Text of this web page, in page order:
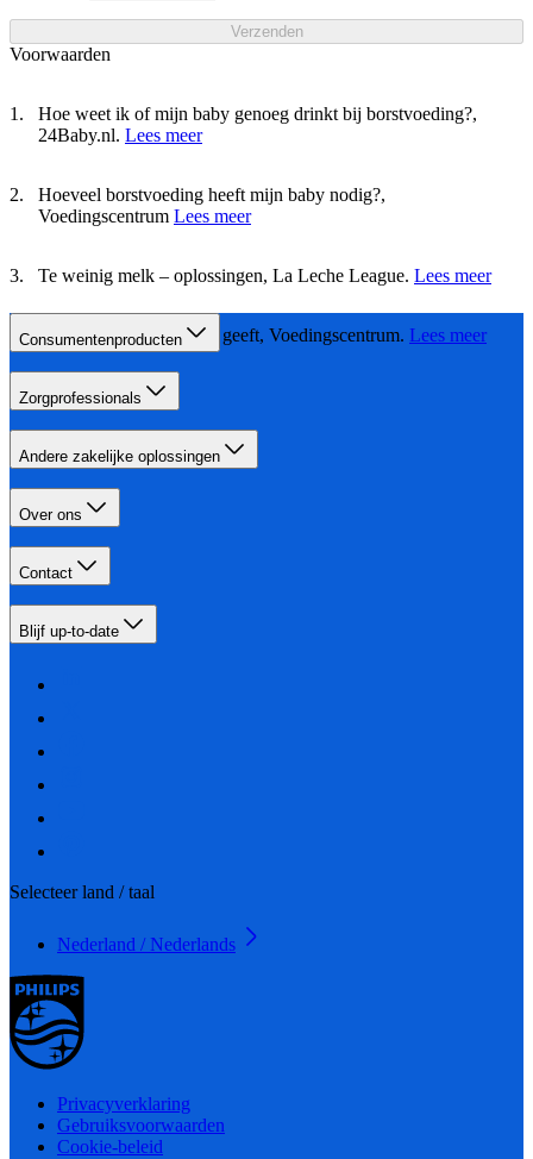
Verzenden
Voorwaarden
Hoe weet ik of mijn baby genoeg drinkt bij borstvoeding?,
24Baby.nl. Lees meer
Hoeveel borstvoeding heeft mijn baby nodig?,
Voedingscentrum Lees meer
Te weinig melk – oplossingen, La Leche League. Lees meer
Eten als je borstvoeding geeft, Voedingscentrum. Lees meer
Consumentenproducten
Zorgprofessionals
Andere zakelijke oplossingen
Over ons
Contact
Blijf up-to-date
Selecteer land / taal
Nederland / Nederlands
Privacyverklaring
Gebruiksvoorwaarden
Cookie-beleid